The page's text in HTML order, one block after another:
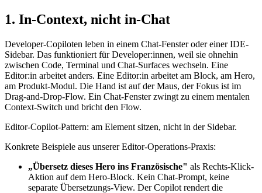
1. In-Context, nicht in-Chat
Developer-Copiloten leben in einem Chat-Fenster oder einer IDE-
Sidebar. Das funktioniert für Developer:innen, weil sie ohnehin
zwischen Code, Terminal und Chat-Surfaces wechseln. Eine
Editor:in arbeitet anders. Eine Editor:in arbeitet am Block, am Hero,
am Produkt-Modul. Die Hand ist auf der Maus, der Fokus ist im
Drag-and-Drop-Flow. Ein Chat-Fenster zwingt zu einem mentalen
Context-Switch und bricht den Flow.
Editor-Copilot-Pattern: am Element sitzen, nicht in der Sidebar.
Konkrete Beispiele aus unserer Editor-Operations-Praxis:
„Übersetz dieses Hero ins Französische" als Rechts-Klick-
Aktion auf dem Hero-Block. Kein Chat-Prompt, keine
separate Übersetzungs-View. Der Copilot rendert die